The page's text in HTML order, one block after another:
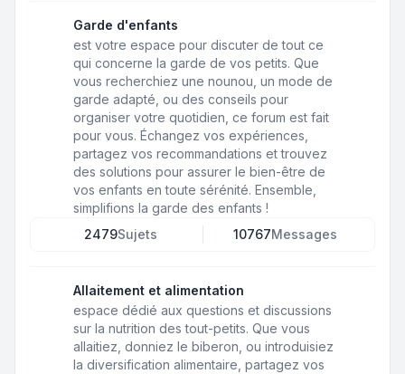
Garde d'enfants
est votre espace pour discuter de tout ce
qui concerne la garde de vos petits. Que
vous recherchiez une nounou, un mode de
garde adapté, ou des conseils pour
organiser votre quotidien, ce forum est fait
pour vous. Échangez vos expériences,
partagez vos recommandations et trouvez
des solutions pour assurer le bien-être de
vos enfants en toute sérénité. Ensemble,
simplifions la garde des enfants !
2479Sujets 10767Messages
Allaitement et alimentation
espace dédié aux questions et discussions
sur la nutrition des tout-petits. Que vous
allaitiez, donniez le biberon, ou introduisiez
la diversification alimentaire, partagez vos